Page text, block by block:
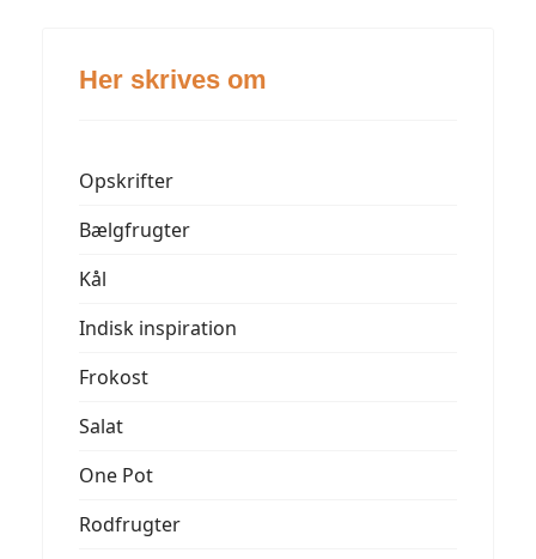
Her skrives om
Opskrifter
Bælgfrugter
Kål
Indisk inspiration
Frokost
Salat
One Pot
Rodfrugter